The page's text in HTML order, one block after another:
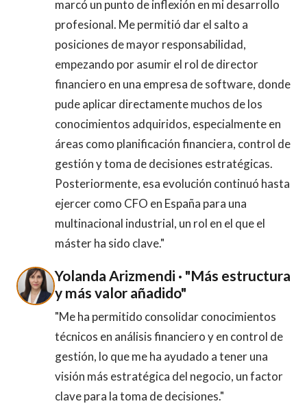
marcó un punto de inflexión en mi desarrollo
profesional. Me permitió dar el salto a
posiciones de mayor responsabilidad,
empezando por asumir el rol de director
financiero en una empresa de software, donde
pude aplicar directamente muchos de los
conocimientos adquiridos, especialmente en
áreas como planificación financiera, control de
gestión y toma de decisiones estratégicas.
Posteriormente, esa evolución continuó hasta
ejercer como CFO en España para una
multinacional industrial, un rol en el que el
máster ha sido clave."
Yolanda Arizmendi · "Más estructura
y más valor añadido"
"Me ha permitido consolidar conocimientos
técnicos en análisis financiero y en control de
gestión, lo que me ha ayudado a tener una
visión más estratégica del negocio, un factor
clave para la toma de decisiones."